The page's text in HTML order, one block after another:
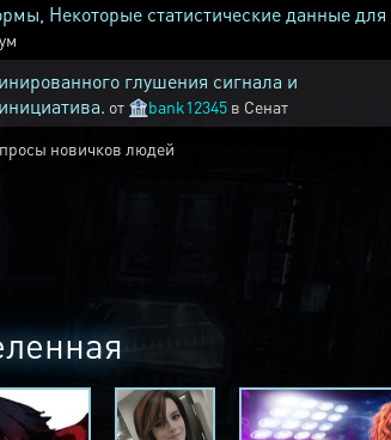
Некоторые статистические данные для
глушения сигнала и
от 🏦bank12345 в Сенат
новичков людей